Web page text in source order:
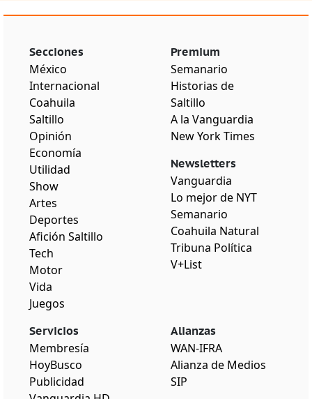
Secciones
México
Internacional
Coahuila
Saltillo
Opinión
Economía
Utilidad
Show
Artes
Deportes
Afición Saltillo
Tech
Motor
Vida
Juegos
Premium
Semanario
Historias de
Saltillo
A la Vanguardia
New York Times
Newsletters
Vanguardia
Lo mejor de NYT
Semanario
Coahuila Natural
Tribuna Política
V+List
Servicios
Membresía
HoyBusco
Publicidad
Alianzas
WAN-IFRA
Alianza de Medios
SIP